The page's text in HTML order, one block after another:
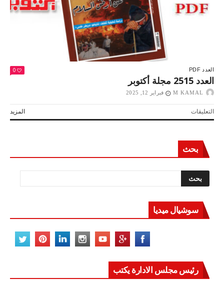
العدد PDF 0
العدد 2515 مجلة أكتوبر
M KAMAL فبراير 12, 2025
المزيد التعليقاتعلى
العدد
مجلة
أكتوبر
مغلقة
بحث
سوشيال ميديا
رئيس مجلس الادارة يكتب